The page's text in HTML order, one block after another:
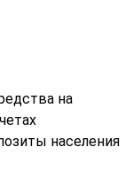
на
населения